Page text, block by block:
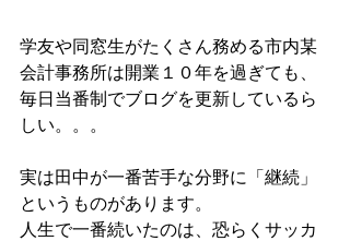
学友や同窓生がたくさん務める市内某
会計事務所は開業１０年を過ぎても、
毎日当番制でブログを更新しているら
しい。。。
実は田中が一番苦手な分野に「継続」
というものがあります。
人生で一番続いたのは、恐らくサッカ